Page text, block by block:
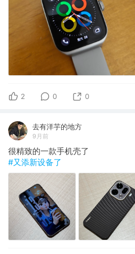
2 0 0
去有洋芋的地方
9月前
很精致的一款手机壳了
#又添新设备了